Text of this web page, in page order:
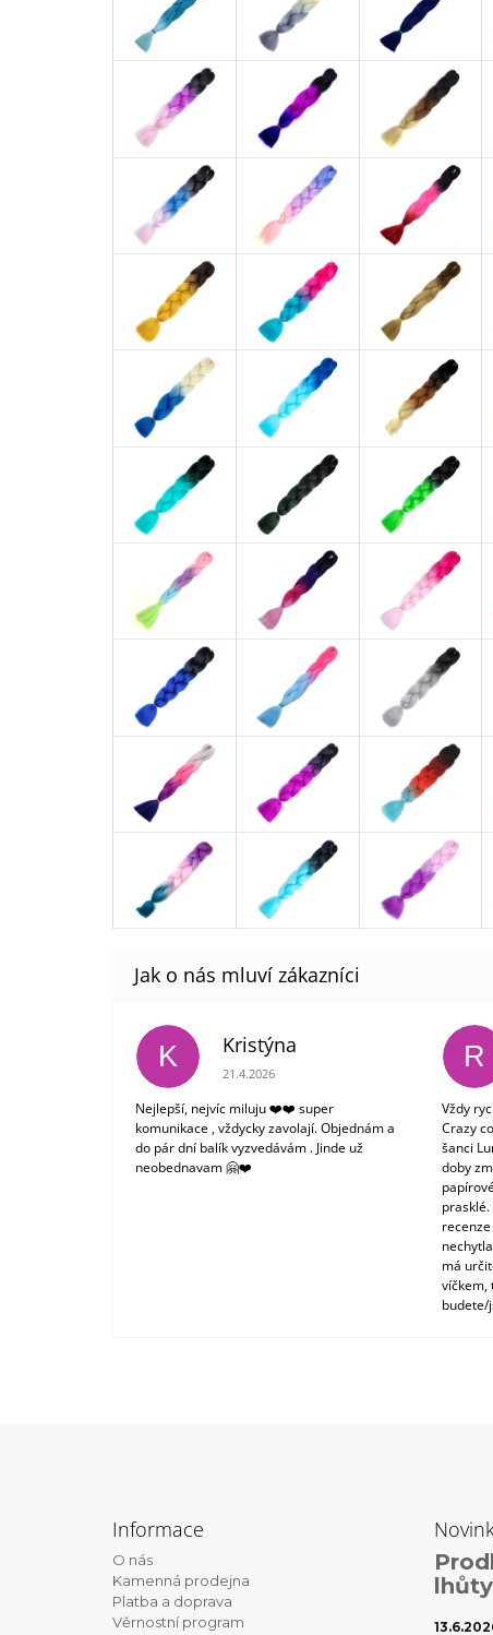
K Kristýna
Hodnocení obchodu je 5 z 5 hvězdiček.
21.4.2026
Nejlepší, nejvíc miluju ❤️❤️ super
komunikace , vždycky zavolají. Objednám a
do pár dní balík vyzvedávám . Jinde už
neobednavam 🤗❤️
R
Vždy
Crazy
šanci
doby
má
víčkem,
budete/
Informace
O nás
Kamenná prodejna
Platba a doprava
Věrnostní program
lhůty